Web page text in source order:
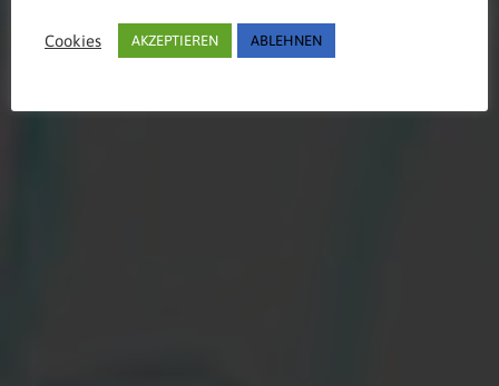
und Projekte
Cookies AKZEPTIEREN ABLEHNEN